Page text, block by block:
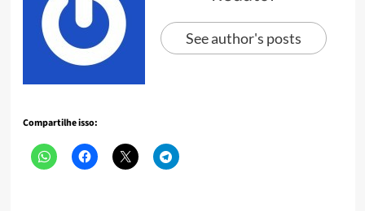
See author's posts
Compartilhe isso: